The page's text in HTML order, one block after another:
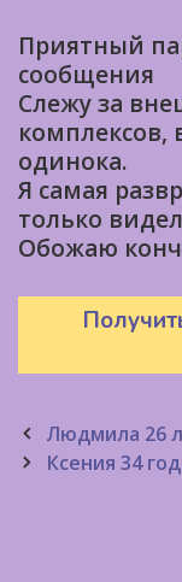
Приятный
сообщения
Слежу за
одинока.
Я самая
только
Обожаю
Post
navigation
Людмила 26
Ксения 34